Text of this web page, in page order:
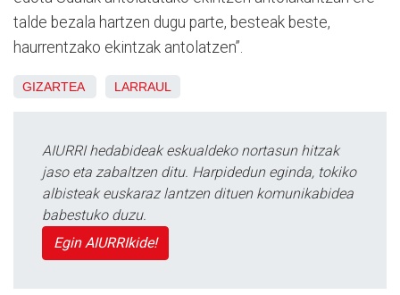
talde bezala hartzen dugu parte, besteak beste,
haurrentzako ekintzak antolatzen”.
GIZARTEA LARRAUL
AIURRI hedabideak eskualdeko nortasun hitzak
jaso eta zabaltzen ditu. Harpidedun eginda, tokiko
albisteak euskaraz lantzen dituen komunikabidea
babestuko duzu.
Egin AIURRIkide!